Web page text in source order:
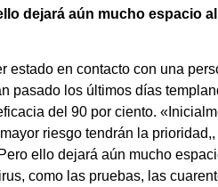
dejará aún mucho espacio
estado en contacto con una
pasado los últimos días
del 90 por ciento.
riesgo tendrán la
ello dejará aún mucho
como las pruebas, las